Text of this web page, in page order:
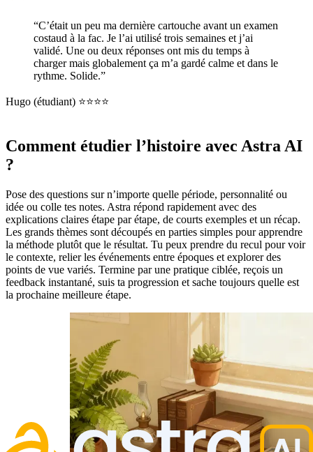
“C’était un peu ma dernière cartouche avant un examen
costaud à la fac. Je l’ai utilisé trois semaines et j’ai
validé. Une ou deux réponses ont mis du temps à
charger mais globalement ça m’a gardé calme et dans le
rythme. Solide.”
Hugo (étudiant) ⭐⭐⭐⭐
Comment étudier l’histoire avec Astra AI
?
Pose des questions sur n’importe quelle période, personnalité ou
idée ou colle tes notes. Astra répond rapidement avec des
explications claires étape par étape, de courts exemples et un récap.
Les grands thèmes sont découpés en parties simples pour apprendre
la méthode plutôt que le résultat. Tu peux prendre du recul pour voir
le contexte, relier les événements entre époques et explorer des
points de vue variés. Termine par une pratique ciblée, reçois un
feedback instantané, suis ta progression et sache toujours quelle est
la prochaine meilleure étape.